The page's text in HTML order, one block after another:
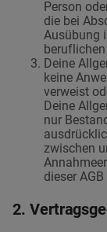
Person
die bei
Ausübung
Deine
keine
verweist
Deine
nur
zwischen
dieser AGB
2.